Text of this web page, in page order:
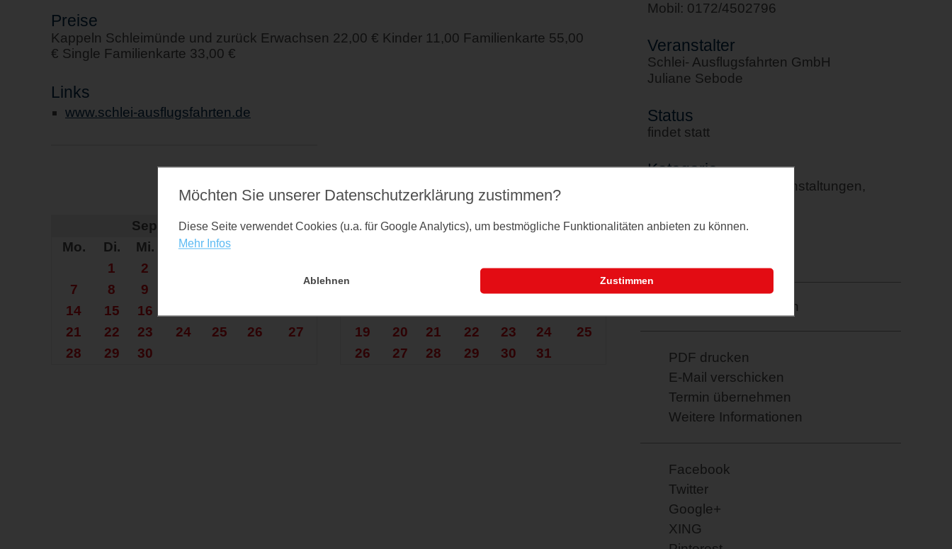
Preise
Kappeln Schleimünde und zurück Erwachsen 22,00 € Kinder 11,00 Familienkarte 55,00
€ Single Familienkarte 33,00 €
Links
www.schlei-ausflugsfahrten.de
Auf der Suche nach mehr?
September 2026
Mo.
Di. Mi. Do. Fr.
1
2
7
8 9
14
15 16
21
22 23 24 25 26
27
28
29 30
Oktober 2026
2 3
4
19
20 21 22 23 24
25
26
27 28 29 30 31
Mobil: 0172/4502796
Veranstalter
Schlei- Ausflugsfahrten GmbH
Juliane Sebode
Status
findet statt
Kategorie
Schifffahrten, Sportveranstaltungen,
Merkzettel: speichern
PDF drucken
E-Mail verschicken
Termin übernehmen
Weitere Informationen
Facebook
Twitter
Google+
XING
Möchten Sie unserer Datenschutz­erklärung zustimmen?
Diese Seite verwendet Cookies (u.a. für Google Analytics), um bestmögliche Funktionalitäten anbieten zu können.
Mehr Infos
Ablehnen Zustimmen